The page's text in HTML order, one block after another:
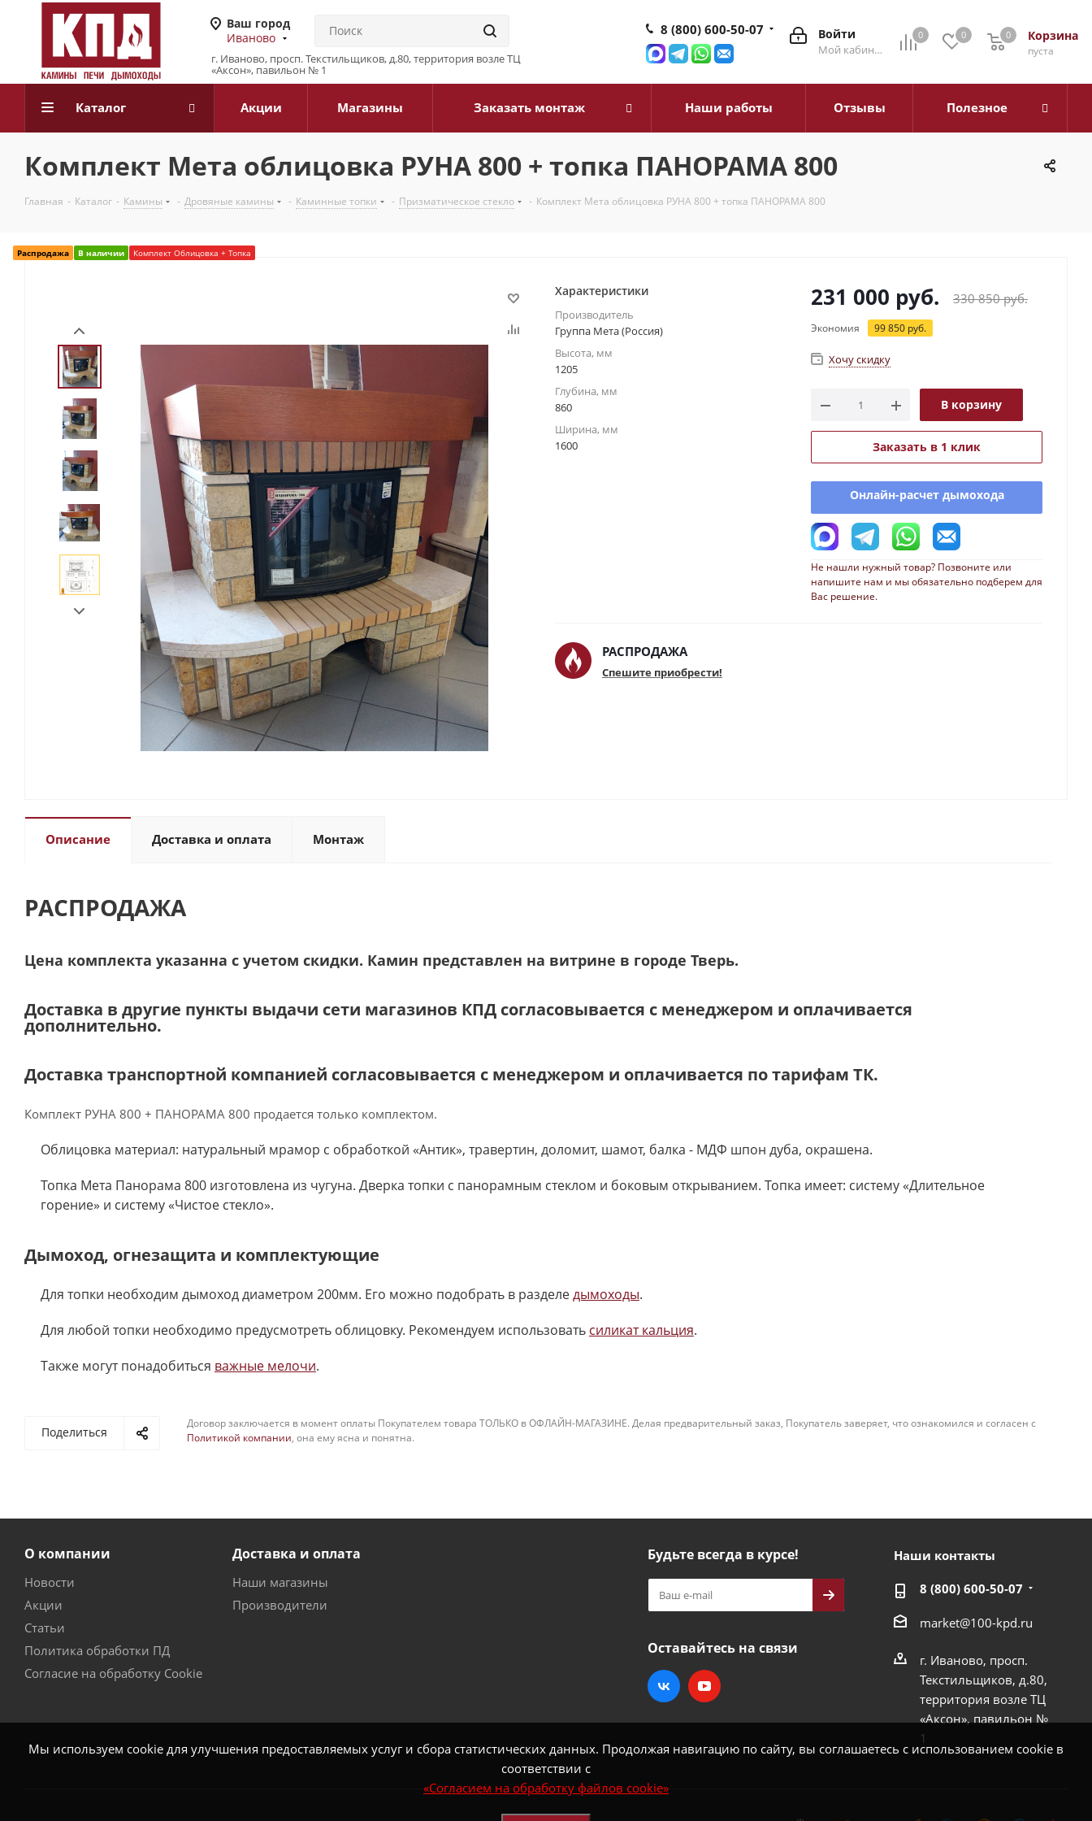
Мы используем cookie для улучшения предоставляемых услуг и сбора статистических данных. Продолжая навигацию по сайту, вы соглашаетесь с использованием cookie в
соответствии с
«Согласием на обработку файлов cookie»
Ваш город
Иваново
г. Иваново, просп. Текстильщиков, д.80, территория возле ТЦ
«Аксон», павильон № 1
0 0 Корзина
0
пуста
0
Войти
Мой кабинет
8 (800) 600-50-07
Каталог Акции Магазины Заказать монтаж Наши работы Отзывы Полезное
Комплект Мета облицовка РУНА 800 + топка ПАНОРАМА 800
Главная - Каталог - Камины - Дровяные камины - Каминные топки - Призматическое стекло - Комплект Мета облицовка РУНА 800 + топка ПАНОРАМА 800
Распродажа В наличии Комплект Облицовка + Топка
Характеристики
Производитель
Группа Мета (Россия)
Высота, мм
1205
Глубина, мм
860
Ширина, мм
1600
231 000 руб. 330 850руб.
Экономия 99 850 руб.
Хочу скидку
В корзину
Заказать в 1 клик
Онлайн-расчет дымохода
Не нашли нужный товар? Позвоните или
напишите нам и мы обязательно подберем для
Вас решение.
РАСПРОДАЖА
Спешите приобрести!
Описание Доставка и оплата Монтаж
РАСПРОДАЖА
Цена комплекта указанна с учетом скидки. Камин представлен на витрине в городе Тверь.
Доставка в другие пункты выдачи сети магазинов КПД согласовывается с менеджером и оплачивается
дополнительно.
Доставка транспортной компанией согласовывается с менеджером и оплачивается по тарифам ТК.
Комплект РУНА 800 + ПАНОРАМА 800 продается только комплектом.
Облицовка материал: натуральный мрамор с обработкой «Антик», травертин, доломит, шамот, балка - МДФ шпон дуба, окрашена.
Топка Мета Панорама 800 изготовлена из чугуна. Дверка топки с панорамным стеклом и боковым открыванием. Топка имеет: систему «Длительное
горение» и систему «Чистое стекло».
Дымоход, огнезащита и комплектующие
Для топки необходим дымоход диаметром 200мм. Его можно подобрать в разделедымоходы.
Для любой топки необходимо предусмотреть облицовку. Рекомендуем использовать силикат кальция.
Также могут понадобиться важные мелочи.
Поделиться
Договор заключается в момент оплаты Покупателем товара ТОЛЬКО в ОФЛАЙН-МАГАЗИНЕ. Делая предварительный заказ, Покупатель заверяет, что ознакомился и согласен с
Политикой компании, она ему ясна и понятна.
О компании
Новости
Акции
Статьи
Политика обработки ПД
Согласие на обработку Cookie
Доставка и оплата
Наши магазины
Производители
Будьте всегда в курсе!
Оставайтесь на связи
Наши контакты
8 (800) 600-50-07
market@100-kpd.ru
г. Иваново, просп.
Текстильщиков, д.80,
территория возле ТЦ
«Аксон», павильон №
1